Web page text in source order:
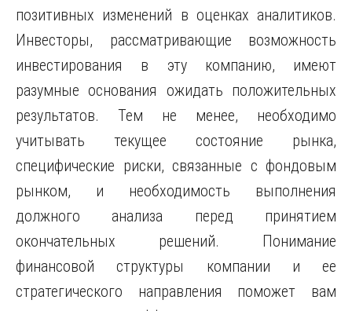
позитивных изменений в оценках аналитиков.
Инвесторы, рассматривающие возможность
инвестирования в эту компанию, имеют
разумные основания ожидать положительных
результатов. Тем не менее, необходимо
учитывать текущее состояние рынка,
специфические риски, связанные с фондовым
рынком, и необходимость выполнения
должного анализа перед принятием
окончательных решений. Понимание
финансовой структуры компании и ее
стратегического направления поможет вам